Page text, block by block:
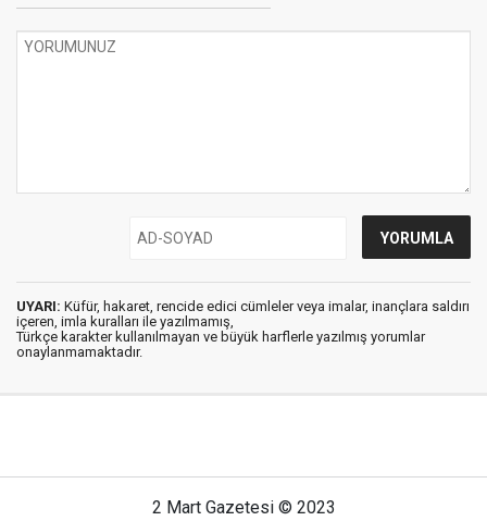
UYARI: Küfür, hakaret, rencide edici cümleler veya imalar, inançlara saldırı
içeren, imla kuralları ile yazılmamış,
Türkçe karakter kullanılmayan ve büyük harflerle yazılmış yorumlar
onaylanmamaktadır.
2 Mart Gazetesi © 2023